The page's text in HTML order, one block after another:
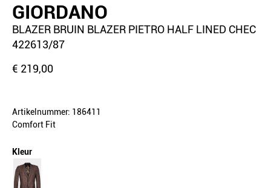
GIORDANO
BLAZER BRUIN BLAZER PIETRO HALF LINED CHEC
422613/87
€ 219,00
Artikelnummer: 186411
Comfort Fit
Kleur